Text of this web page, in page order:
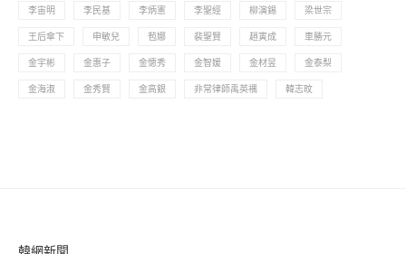
李宙明 李民基 李炳憲 李聖經 柳演錫 梁世宗
王后傘下 申敏兒 苞娜 裴聖賢 趙寅成 車勝元
金宇彬 金惠子 金憓秀 金智媛 金材昱 金泰梨
金海淑 金秀賢 金高銀 非常律師禹英禑 韓志旼